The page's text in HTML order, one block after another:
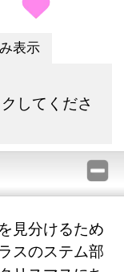
表示
してくださ
見分けるため
スのステム部